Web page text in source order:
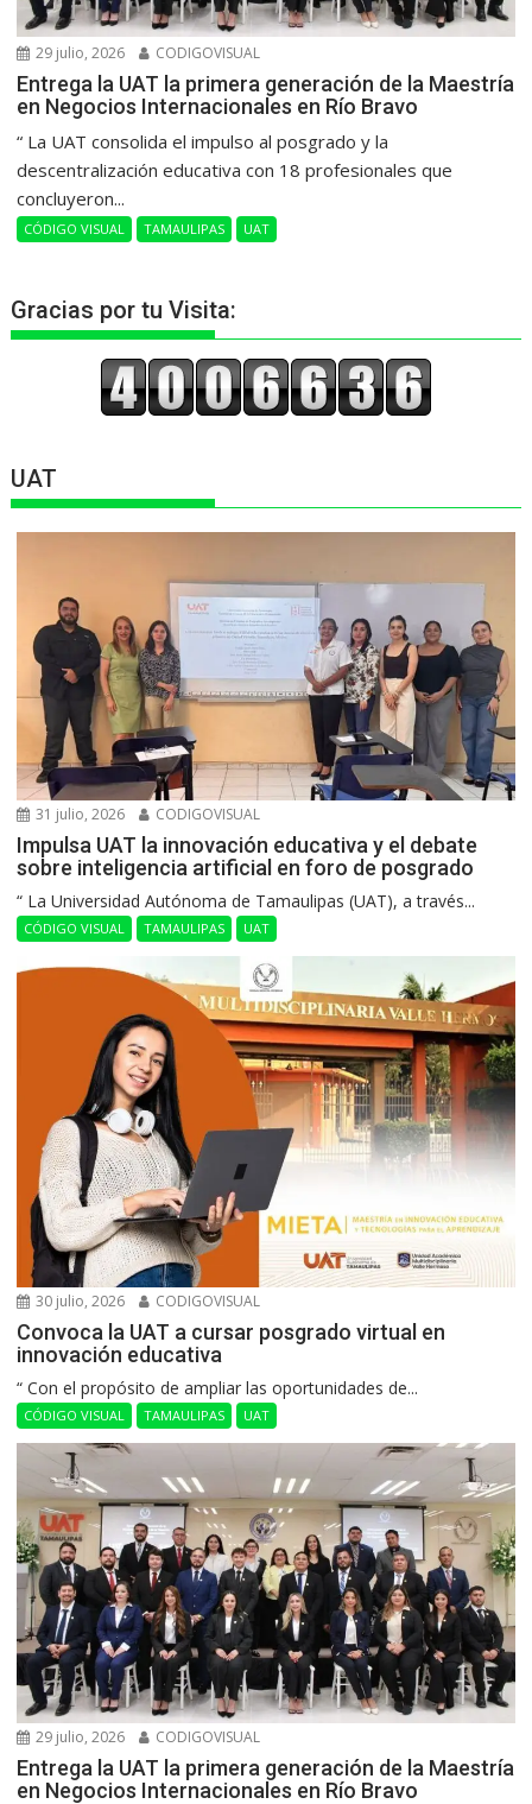
29 julio, 2026 CODIGOVISUAL
Entrega la UAT la primera generación de la Maestría
en Negocios Internacionales en Río Bravo
“ La UAT consolida el impulso al posgrado y la
descentralización educativa con 18 profesionales que
concluyeron...
CÓDIGO VISUAL TAMAULIPAS UAT
Gracias por tu Visita:
UAT
31 julio, 2026 CODIGOVISUAL
Impulsa UAT la innovación educativa y el debate
sobre inteligencia artificial en foro de posgrado
“ La Universidad Autónoma de Tamaulipas (UAT), a través...
CÓDIGO VISUAL TAMAULIPAS UAT
30 julio, 2026 CODIGOVISUAL
Convoca la UAT a cursar posgrado virtual en
innovación educativa
“ Con el propósito de ampliar las oportunidades de...
CÓDIGO VISUAL TAMAULIPAS UAT
29 julio, 2026 CODIGOVISUAL
Entrega la UAT la primera generación de la Maestría
en Negocios Internacionales en Río Bravo